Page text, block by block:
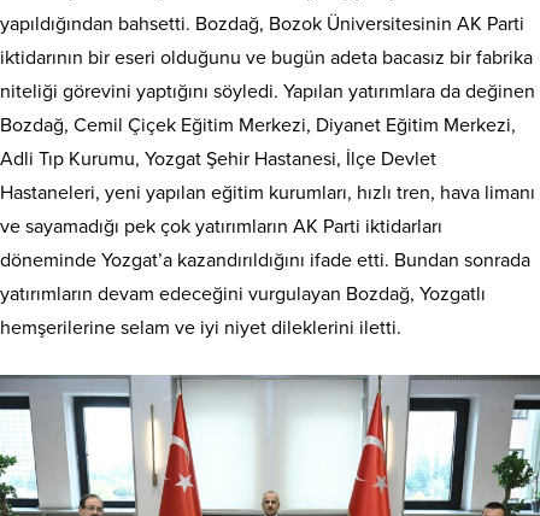
yapıldığından bahsetti. Bozdağ, Bozok Üniversitesinin AK Parti
iktidarının bir eseri olduğunu ve bugün adeta bacasız bir fabrika
niteliği görevini yaptığını söyledi. Yapılan yatırımlara da değinen
Bozdağ, Cemil Çiçek Eğitim Merkezi, Diyanet Eğitim Merkezi,
Adli Tıp Kurumu, Yozgat Şehir Hastanesi, İlçe Devlet
Hastaneleri, yeni yapılan eğitim kurumları, hızlı tren, hava limanı
ve sayamadığı pek çok yatırımların AK Parti iktidarları
döneminde Yozgat’a kazandırıldığını ifade etti. Bundan sonrada
yatırımların devam edeceğini vurgulayan Bozdağ, Yozgatlı
hemşerilerine selam ve iyi niyet dileklerini iletti.